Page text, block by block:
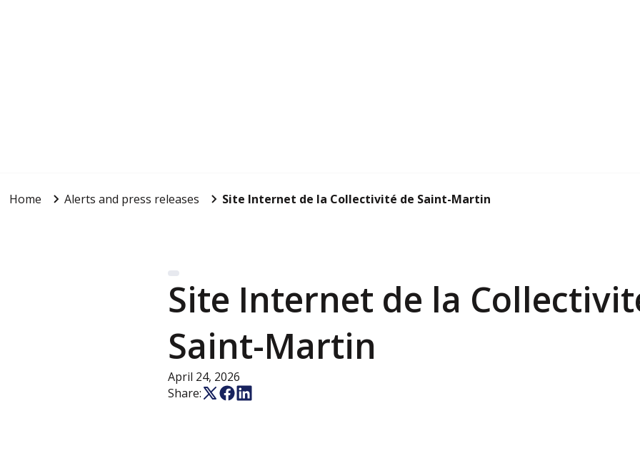
Home Alerts and press releases Site Internet de la Collectivité de Saint-Martin
Site Internet de la
Saint-Martin
April 24, 2026
Share: